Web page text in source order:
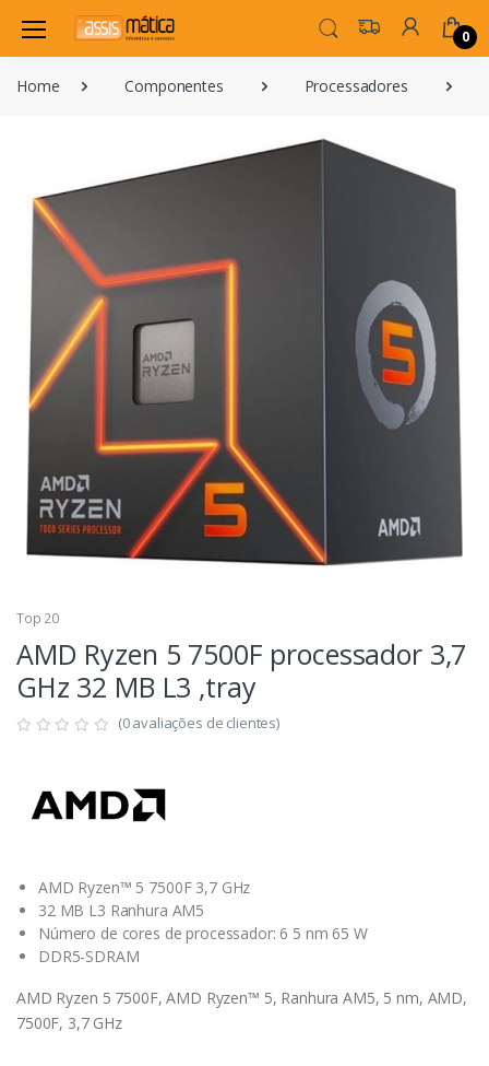
0
Home Componentes Processadores
Top 20
AMD Ryzen 5 7500F processador 3,7
GHz 32 MB L3 ,tray
(0 avaliações de clientes)
AMD Ryzen™ 5 7500F 3,7 GHz
32 MB L3 Ranhura AM5
Número de cores de processador: 6 5 nm 65 W
DDR5-SDRAM
AMD Ryzen 5 7500F, AMD Ryzen™ 5, Ranhura AM5, 5 nm, AMD,
7500F, 3,7 GHz